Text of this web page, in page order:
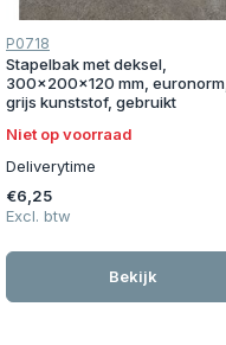
P0718
Stapelbak met deksel,
300x200x120 mm, euronorm,
grijs kunststof, gebruikt
Niet op voorraad
Deliverytime
€6,25
Excl. btw
Bekijk